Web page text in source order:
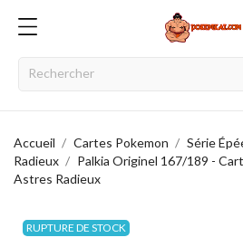
Accueil Cartes Pokemon Série
Radieux
Palkia Originel 167/189 -
Astres Radieux
RUPTURE DE STOCK